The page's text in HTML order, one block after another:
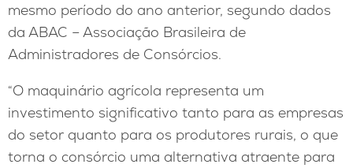
mesmo período do ano anterior, segundo dados
da ABAC – Associação Brasileira de
Administradores de Consórcios.
“O maquinário agrícola representa um
investimento significativo tanto para as empresas
do setor quanto para os produtores rurais, o que
torna o consórcio uma alternativa atraente para